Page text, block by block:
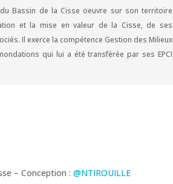
Bassin de la Cisse oeuvre sur son territoire
et la mise en valeur de la Cisse, de ses
Il exerce la compétence Gestion des Milieux
qui lui a été transférée par ses EPCI
– Conception : @NTIROUILLE